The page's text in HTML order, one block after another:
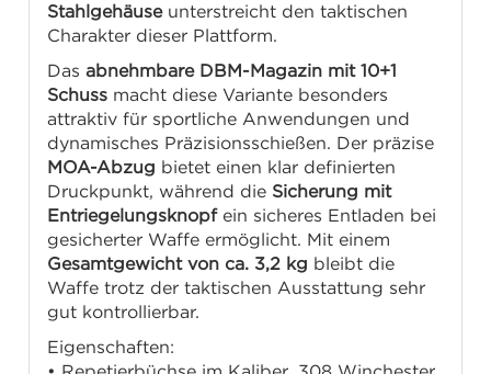
Stahlgehäuseunterstreicht den taktischen
Charakter dieser Plattform.
Dasabnehmbare DBM-Magazin mit 10+1
Schuss macht diese Variante besonders
attraktiv für sportliche Anwendungen und
dynamisches Präzisionsschießen. Der präzise
MOA-Abzug bietet einen klar definierten
Druckpunkt, während die Sicherung mit
Entriegelungsknopfein sicheres Entladen bei
gesicherter Waffe ermöglicht. Mit einem
Gesamtgewicht von ca. 3,2 kg bleibt die
Waffe trotz der taktischen Ausstattung sehr
gut kontrollierbar.
Eigenschaften: